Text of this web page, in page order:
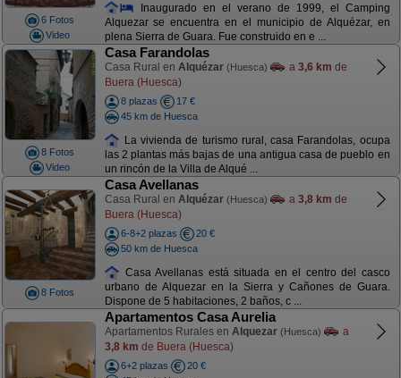
6 Fotos
Video
Inaugurado en el verano de 1999, el Camping
Alquezar se encuentra en el municipio de Alquézar, en
plena Sierra de Guara. Fue construido en e ...
8 Fotos
Video
Casa Farandolas
Casa Rural en Alquézar (Huesca) a 3,6 km de
Buera (Huesca)
8 plazas
17 €
45 km de Huesca
La vivienda de turismo rural, casa Farandolas, ocupa
las 2 plantas más bajas de una antigua casa de pueblo en
un rincón de la Villa de Alqué ...
8 Fotos
Casa Avellanas
Casa Rural en Alquézar (Huesca) a 3,8 km de
Buera (Huesca)
6-8+2 plazas
20 €
50 km de Huesca
Casa Avellanas está situada en el centro del casco
urbano de Alquezar en la Sierra y Cañones de Guara.
Dispone de 5 habitaciones, 2 baños, c ...
Apartamentos Casa Aurelia
Apartamentos Rurales en Alquezar (Huesca)
a
3,8 km de Buera (Huesca)
6+2 plazas
20 €